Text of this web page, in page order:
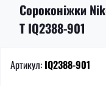
Сороконіжки
T IQ2388-901
Артикул: IQ2388-901